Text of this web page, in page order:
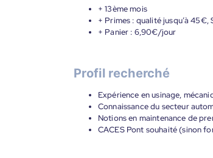
+ 13ème mois
+ Primes : qualité jusqu’à
+ Panier : 6,90€/jour
Profil recherché
Expérience en usinage,
Connaissance du secteur
Notions en maintenance de
CACES Pont souhaité (sinon